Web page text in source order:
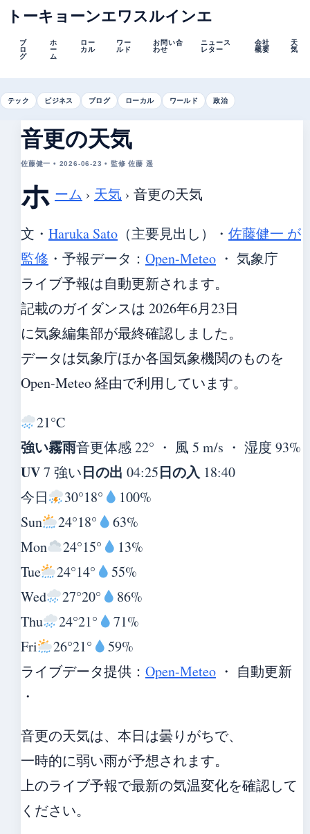
トーキョーンエワスルインエ
ブ
ロ
グ
ホ
ー
ム
ロー
カル
ワー
ルド
お問い合
わせ
ニュース
レター
会社
概要
天
気
テック ビジネス ブログ ローカル ワールド 政治
音更の天気
佐藤健一 • 2026-06-23 • 監修 佐藤 遥
ホ ーム › 天気 › 音更の天気
文・ Haruka Sato （主要見出し） ・ 佐藤健一 が
監修 ・ 予報データ： Open-Meteo ・ 気象庁
ライブ予報は自動更新されます。
記載のガイダンスは 2026年6月23日
に気象編集部が最終確認しました。
データは気象庁ほか各国気象機関のものを
Open-Meteo 経由で利用しています。
21°C
強い霧雨音更体感 22° ・ 風 5 m/s ・ 湿度 93%
UV7 強い日の出 04:25日の入 18:40
今日
30°18°
100%
Sun
24°18°
63%
Mon
24°15°
13%
Tue
24°14°
55%
Wed
27°20°
86%
Thu
24°21°
71%
Fri
26°21°
59%
ライブデータ提供： Open-Meteo ・ 自動更新
・
音更の天気は、本日は曇りがちで、
一時的に弱い雨が予想されます。
上のライブ予報で最新の気温変化を確認して
ください。